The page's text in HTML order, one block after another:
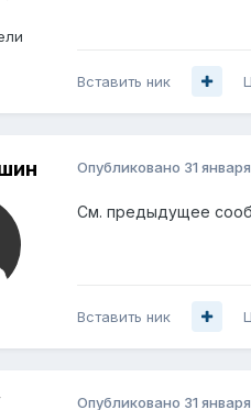
Вставить ник
Опубликовано 31
См. предыдущее
Вставить ник
Опубликовано 31